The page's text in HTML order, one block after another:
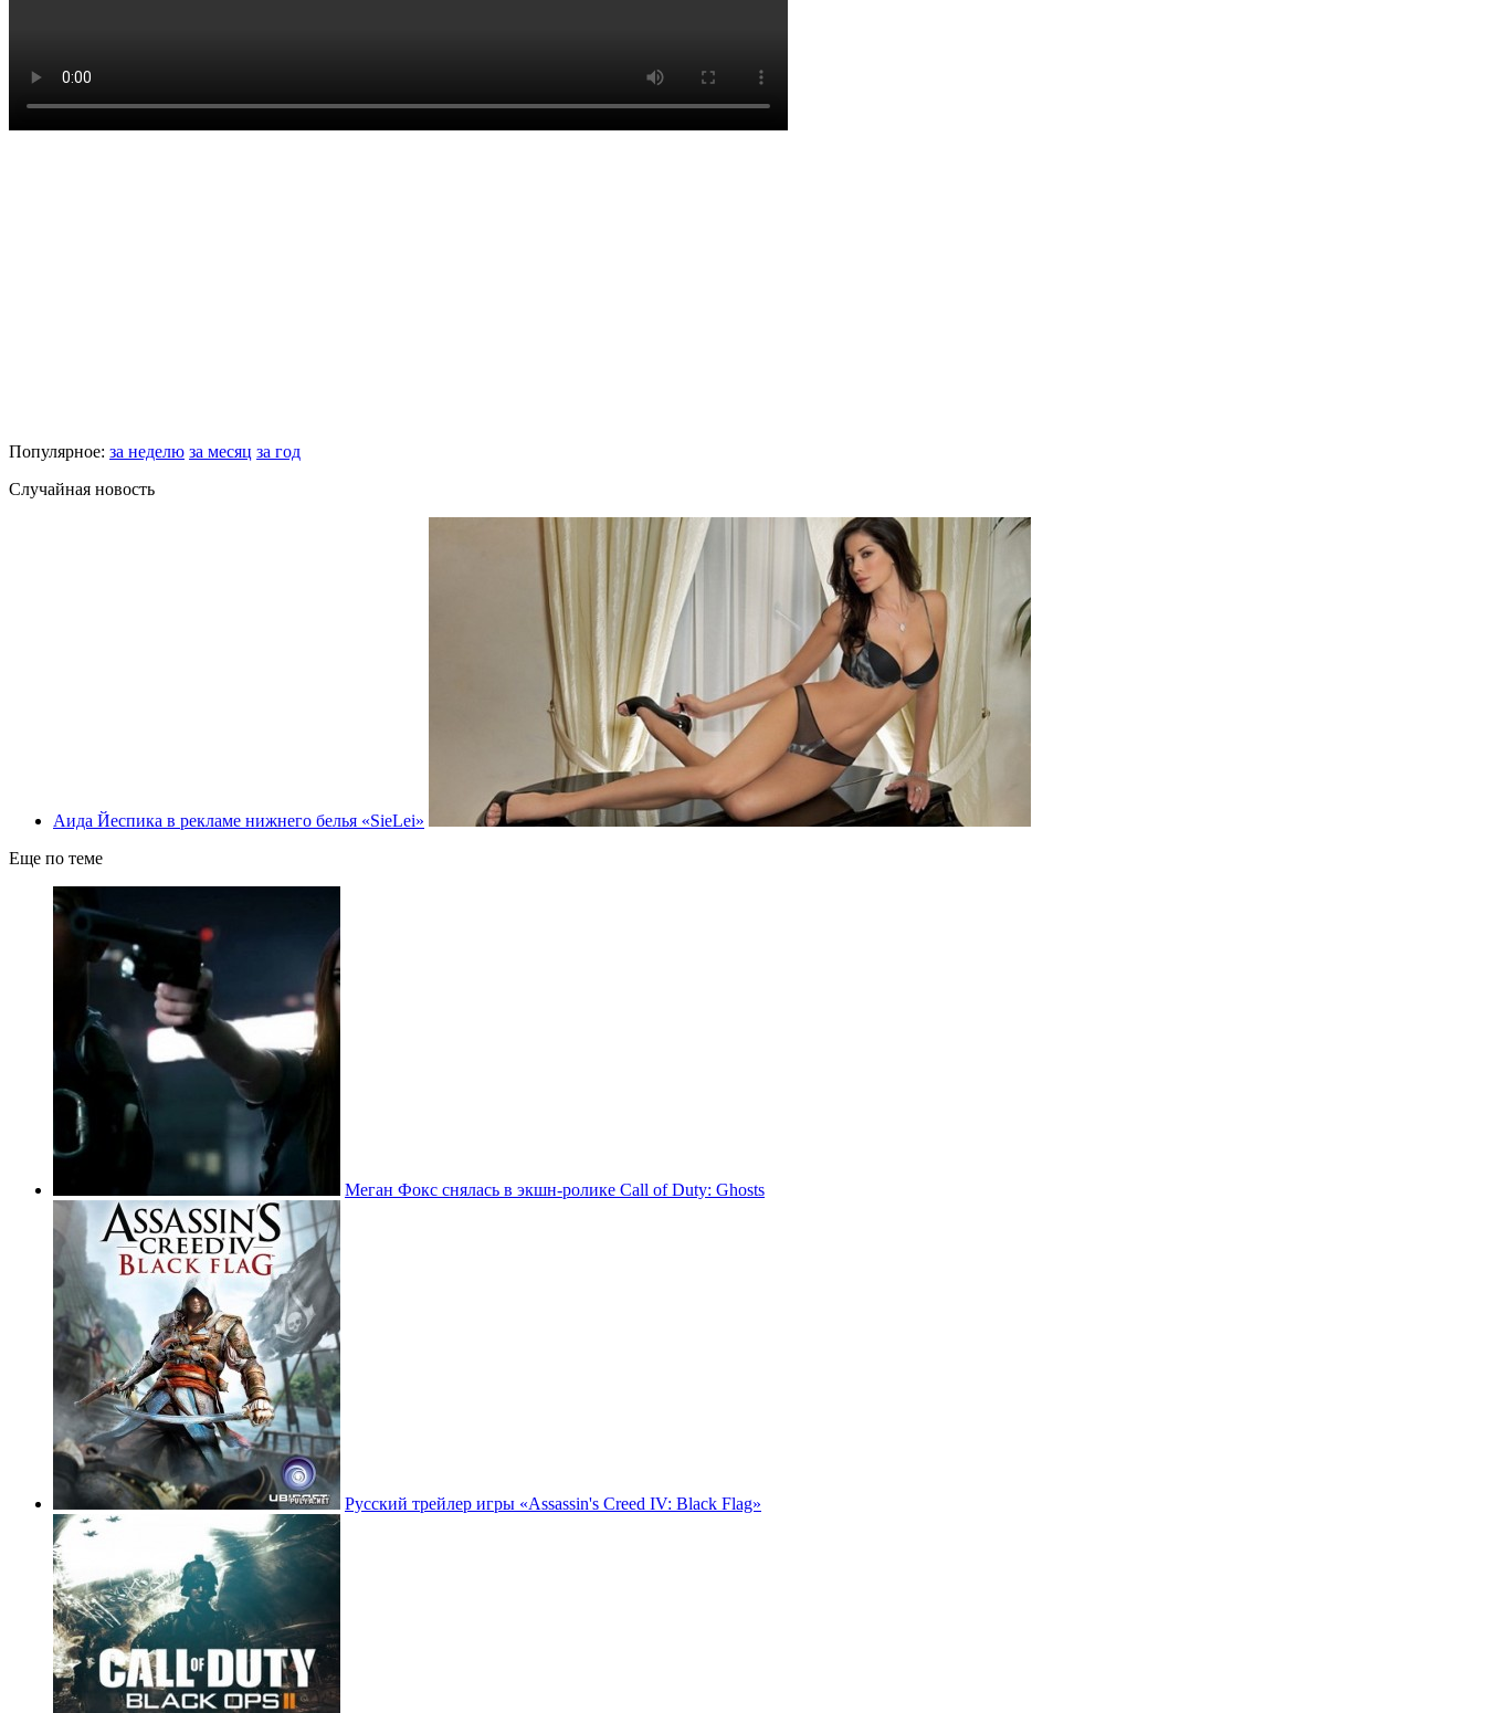
Популярное: за неделю за месяц за год
Случайная новость
Аида Йеспика в рекламе нижнего белья «SieLei»
Еще по теме
Меган Фокс снялась в экшн-ролике Call of Duty: Ghosts
Русский трейлер игры «Assassin's Creed IV: Black Flag»